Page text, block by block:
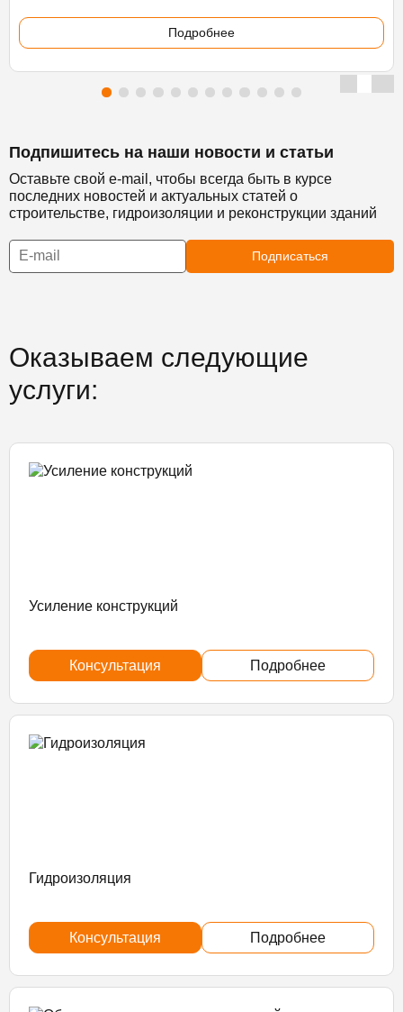
Подробнее
Подпишитесь на наши новости и статьи
Оставьте свой e-mail, чтобы всегда быть в курсе
последних новостей и актуальных статей о
строительстве, гидроизоляции и реконструкции зданий
Подписаться
Оказываем следующие
услуги:
Усиление конструкций
Консультация Подробнее
Гидроизоляция
Консультация Подробнее